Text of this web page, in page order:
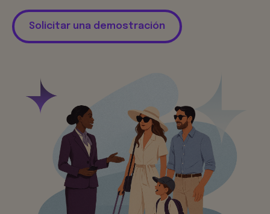
Solicitar una demostración